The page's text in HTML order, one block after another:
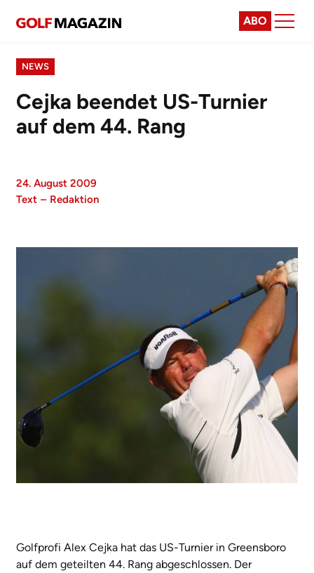
ABO
NEWS
Cejka beendet US-Turnier
auf dem 44. Rang
24. August 2009
Text – Redaktion
Golfprofi Alex Cejka hat das US-Turnier in Greensboro
auf dem geteilten 44. Rang abgeschlossen. Der